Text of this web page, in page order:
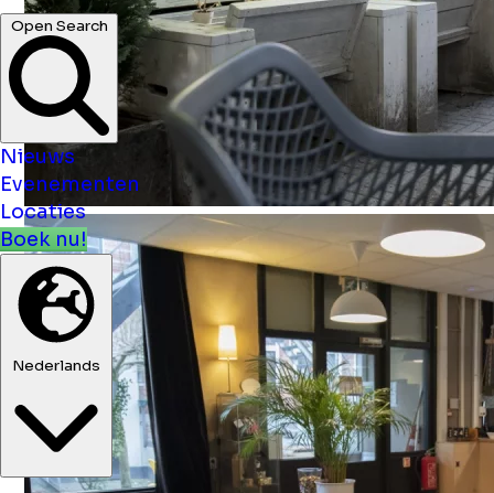
hotels ...
Open Search
Nieuws
Evenementen
Locaties
Boek nu!